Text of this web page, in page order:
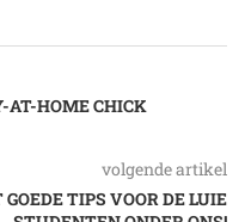
AT-HOME CHICK
volgende artikel
TIPS VOOR DE LUIE